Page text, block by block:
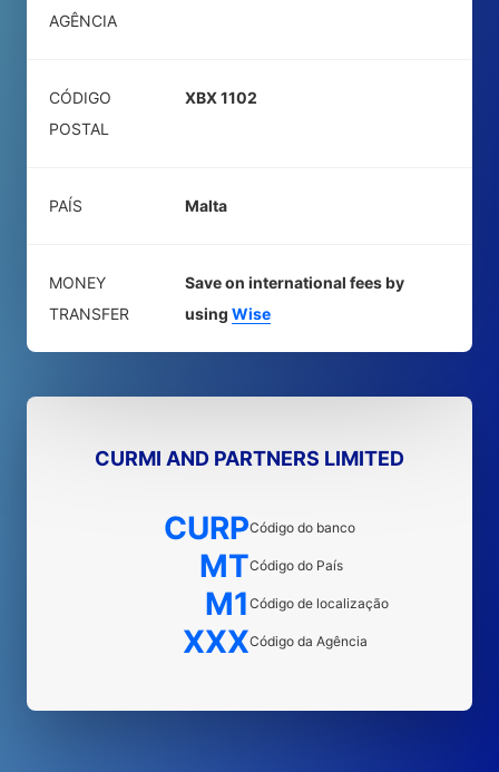
AGÊNCIA
CÓDIGO
POSTAL
XBX 1102
PAÍS Malta
MONEY
TRANSFER
Save on international fees by
using Wise
CURMI AND PARTNERS LIMITED
CURPCódigo do banco
MTCódigo do País
M1 Código de localização
XXXCódigo da Agência